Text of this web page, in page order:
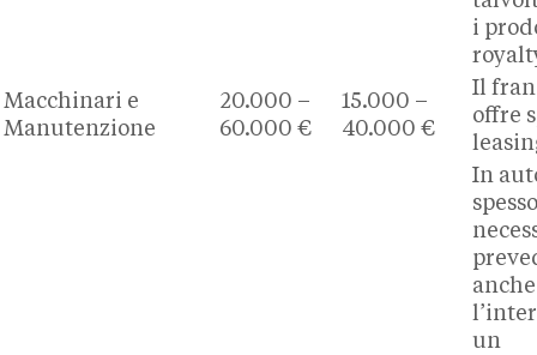
i
Macchinari e
Manutenzione
20.000 –
60.000 €
15.000 –
40.000 €
Il
offre
In
spesso
anche
un